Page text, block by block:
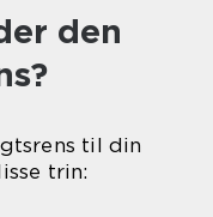
den
til din
trin: